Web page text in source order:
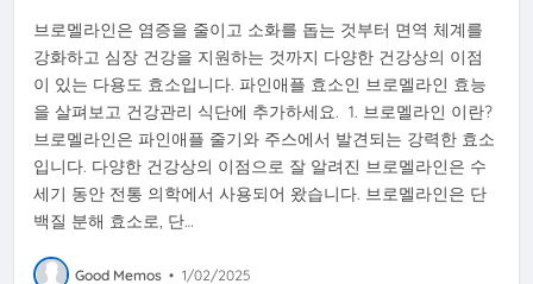
브로멜라인은 염증을 줄이고 소화를 돕는 것부터 면역 체계를
강화하고 심장 건강을 지원하는 것까지 다양한 건강상의 이점
이 있는 다용도 효소입니다. 파인애플 효소인 브로멜라인 효능
을 살펴보고 건강관리 식단에 추가하세요. 1. 브로멜라인 이란?
브로멜라인은 파인애플 줄기와 주스에서 발견되는 강력한 효소
입니다. 다양한 건강상의 이점으로 잘 알려진 브로멜라인은 수
세기 동안 전통 의학에서 사용되어 왔습니다. 브로멜라인은 단
백질 분해 효소로, 단…
Good Memos • 1/02/2025